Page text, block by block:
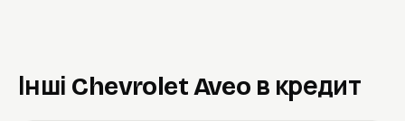
Інші Chevrolet Aveo в кредит